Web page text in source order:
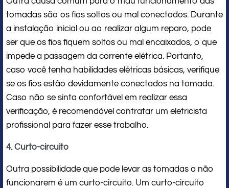
tomadas são os fios soltos ou mal conectados. Durante
a instalação inicial ou ao realizar algum reparo, pode
ser que os fios fiquem soltos ou mal encaixados, o que
impede a passagem da corrente elétrica. Portanto,
caso você tenha habilidades elétricas básicas, verifique
se os fios estão devidamente conectados na tomada.
Caso não se sinta confortável em realizar essa
verificação, é recomendável contratar um eletricista
profissional para fazer esse trabalho.
4. Curto-circuito
Outra possibilidade que pode levar as tomadas a não
funcionarem é um curto-circuito. Um curto-circuito